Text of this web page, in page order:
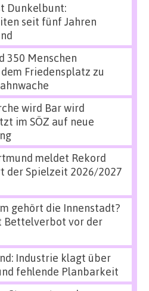
Dunkelbunt:
seit fünf Jahren
350 Menschen
Friedensplatz zu
wird Bar wird
im SÖZ auf neue
meldet Rekord
der Spielzeit 2026/2027
gehört die Innenstadt?
Bettelverbot vor der
Industrie klagt über
fehlende Planbarkeit